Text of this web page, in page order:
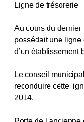
Ligne de trésorerie
Au cours du
possédait une ligne
d’un établissement
Le conseil
reconduire cette
2014.